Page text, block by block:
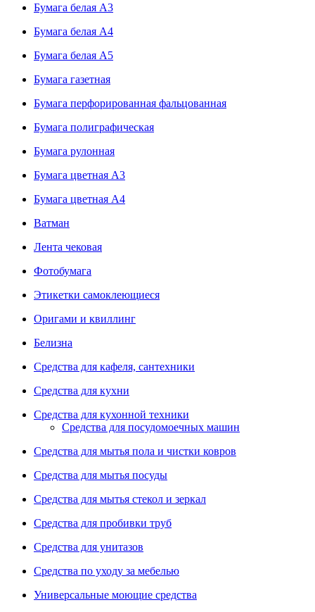
Бумага белая А3
Бумага белая А4
Бумага белая А5
Бумага газетная
Бумага перфорированная фальцованная
Бумага полиграфическая
Бумага рулонная
Бумага цветная А3
Бумага цветная А4
Ватман
Лента чековая
Фотобумага
Этикетки самоклеющиеся
Оригами и квиллинг
Белизна
Средства для кафеля, сантехники
Средства для кухни
Средства для кухонной техники
Средства для посудомоечных машин
Средства для мытья пола и чистки ковров
Средства для мытья посуды
Средства для мытья стекол и зеркал
Средства для пробивки труб
Средства для унитазов
Средства по уходу за мебелью
Универсальные моющие средства